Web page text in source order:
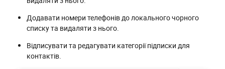
Додавати номери телефонів до локального чорного
списку та видаляти з нього.
Відписувати та редагувати категорії підписки для
контактів.